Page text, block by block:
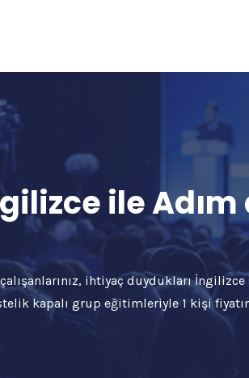
ile Adım
ihtiyaç duydukları
kapalı grup eğitimleriyle 1 kişi